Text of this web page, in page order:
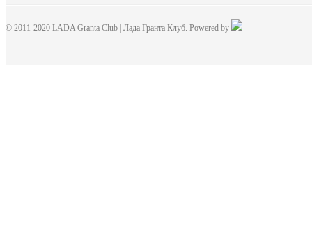
© 2011-2020 LADA Granta Club | Лада Гранта Клуб. Powered by